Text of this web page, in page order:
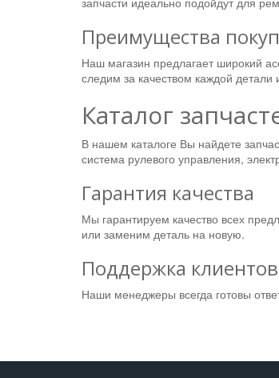
Преимущества
Наш магазин предлагает широкий
следим за качеством каждой
Каталог
В нашем каталоге Вы найдете
система рулевого управления,
Гарантия качества
Мы гарантируем качество всех
или заменим деталь на новую.
Поддержка клиентов
Наши менеджеры всегда готовы